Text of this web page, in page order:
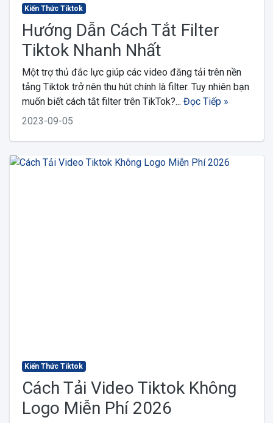
Kiến Thức Tiktok
Hướng Dẫn Cách Tắt Filter
Tiktok Nhanh Nhất
Một trợ thủ đắc lực giúp các video đăng tải trên nền
tảng Tiktok trở nên thu hút chính là filter. Tuy nhiên bạn
muốn biết cách tắt filter trên TikTok?... Đọc Tiếp »
2023-09-05
Kiến Thức Tiktok
Cách Tải Video Tiktok Không
Logo Miễn Phí 2026